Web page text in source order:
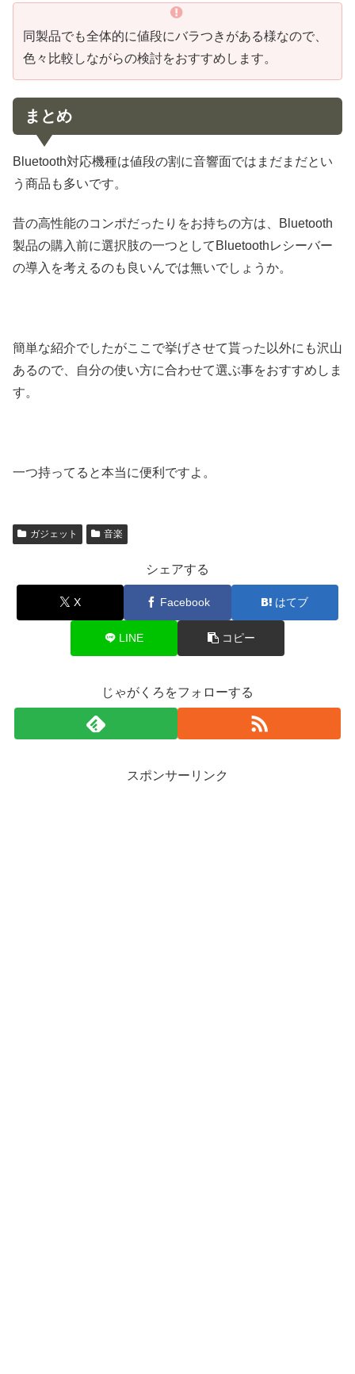
同製品でも全体的に値段にバラつきがある様なので、
色々比較しながらの検討をおすすめします。
まとめ
Bluetooth対応機種は値段の割に音響面ではまだまだとい
う商品も多いです。
昔の高性能のコンポだったりをお持ちの方は、Bluetooth
製品の購入前に選択肢の一つとしてBluetoothレシーバー
の導入を考えるのも良いんでは無いでしょうか。
簡単な紹介でしたがここで挙げさせて貰った以外にも沢山
あるので、自分の使い方に合わせて選ぶ事をおすすめしま
す。
一つ持ってると本当に便利ですよ。
ガジェット 音楽
シェアする
X Facebook はてブ
LINE コピー
じゃがくろをフォローする
スポンサーリンク